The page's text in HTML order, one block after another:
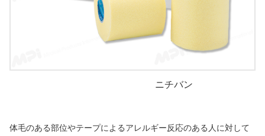
ニチバン
体毛のある部位やテープによるアレルギー反応のある人に対して